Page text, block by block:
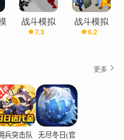
战斗模拟
器：火柴人
7.3
战斗模拟
器：监狱和
6.2
更多
兵突击队
无尽冬日(官